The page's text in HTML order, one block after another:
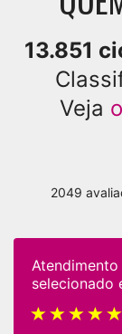
13.851
Veja
2049
selecionado